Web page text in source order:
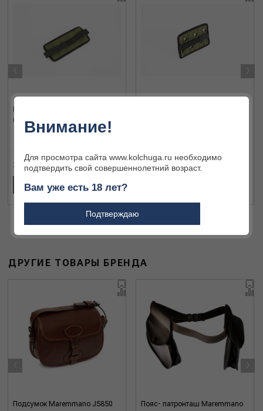
0211 00002
3 140 ₽
В КОРЗИНУ
3 140 ₽
‹ ›
ДРУГИЕ ТОВАРЫ БРЕНДА
Подсумок Maremmano J5850
Пояс- патронташ Maremmano
‹ ›
Внимание!
Для просмотра сайта www.kolchuga.ru необходимо
подтвердить свой совершеннолетний возраст.
Вам уже есть 18 лет?
Подтверждаю